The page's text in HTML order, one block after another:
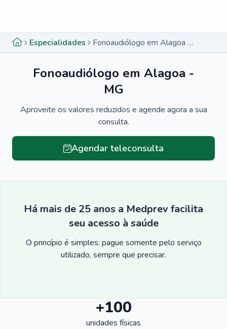
Especialidades Fonoaudiólogo em Alagoa - MG
Fonoaudiólogo em Alagoa -
MG
Aproveite os valores reduzidos e agende agora a sua
consulta.
Agendar teleconsulta
Há mais de 25 anos a Medprev facilita
seu acesso à saúde
O princípio é simples: pague somente pelo serviço
utilizado, sempre que precisar.
+100
unidades físicas